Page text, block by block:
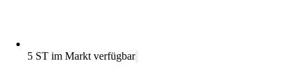
5 ST im Markt verfügbar